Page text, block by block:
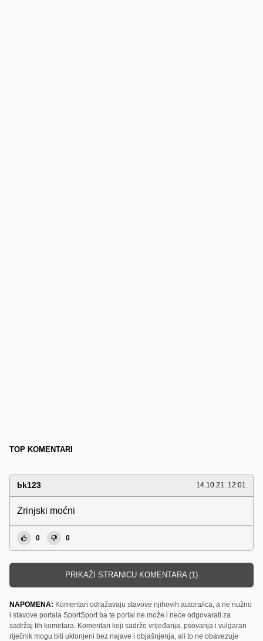
TOP KOMENTARI
bk123 14.10.21. 12:01
Zrinjski moćni
0 0
PRIKAŽI STRANICU KOMENTARA (1)
NAPOMENA: Komentari odražavaju stavove njihovih autora/ica, a ne nužno
i stavove portala SportSport.ba te portal ne može i neće odgovarati za
sadržaj tih kometara. Komentari koji sadrže vrijeđanja, psovanja i vulgaran
riječnik mogu biti uklonjeni bez najave i objašnjenja, ali to ne obavezuje